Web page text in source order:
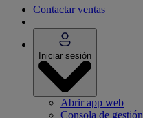
Contactar ventas
Iniciar sesión
Abrir app web
Consola de gestión